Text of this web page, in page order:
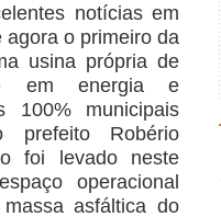
notícias em
o primeiro da
usina própria de
em energia e
100% municipais
Robério
foi levado neste
operacional
asfáltica do